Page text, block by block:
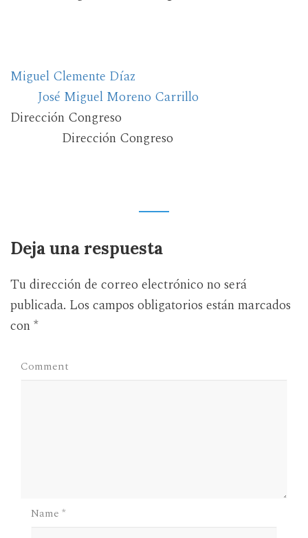
Miguel Clemente Díaz
José Miguel Moreno Carrillo
Dirección Congreso
Dirección Congreso
Deja una respuesta
Tu dirección de correo electrónico no será
publicada. Los campos obligatorios están marcados
con*
Comment
Name *